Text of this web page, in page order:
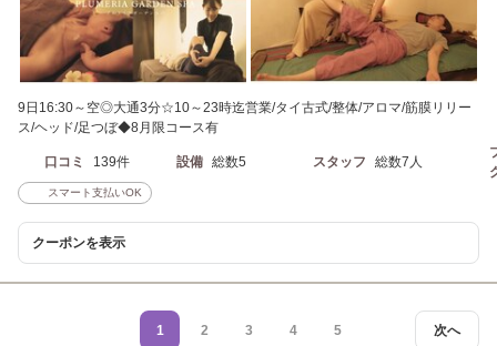
9日16:30～空◎大通3分☆10～23時迄営業/タイ古式/整体/アロマ/筋膜リリー
ス/ヘッド/足つぼ◆8月限コース有
口コミ 139件 設備 総数5 スタッフ 総数7人
スマート支払いOK
クーポンを表示
次へ
1 2 3 4 5